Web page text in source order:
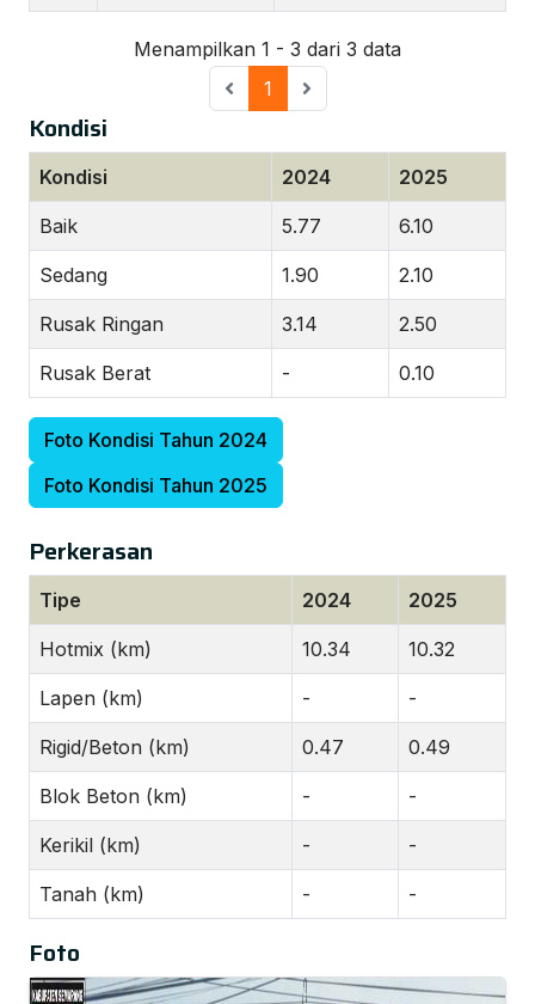
Menampilkan 1 - 3 dari 3 data
1
Kondisi
Kondisi 2024 2025
Baik 5.77 6.10
Sedang 1.90 2.10
Rusak Ringan 3.14 2.50
Rusak Berat - 0.10
Foto Kondisi Tahun 2024
Foto Kondisi Tahun 2025
Perkerasan
Tipe 2024 2025
Hotmix (km) 10.34 10.32
Lapen (km) - -
Rigid/Beton (km) 0.47 0.49
Blok Beton (km) - -
Kerikil (km) - -
Tanah (km) - -
Foto